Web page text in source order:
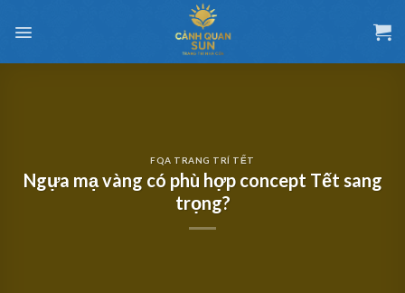
đến
dung
FQA TRANG TRÍ TẾT
Ngựa mạ vàng có phù hợp concept Tết sang
trọng?